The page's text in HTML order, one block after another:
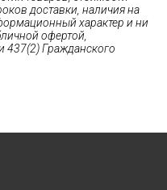
доставки, наличия на
характер и ни
офертой,
437(2) Гражданского